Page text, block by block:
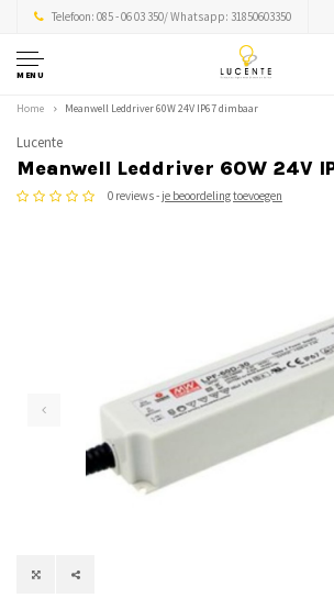
Telefoon: 085 - 06 03 350/ Whatsapp: 31850603350
MENU
Home Meanwell Leddriver 60W 24V IP67 dimbaar
Lucente
Meanwell Leddriver 60W 24V
0 reviews - je beoordeling toevoegen